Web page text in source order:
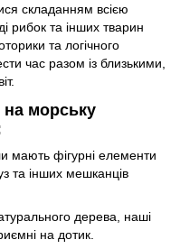
складанням всією
рибок та інших тварин
та логічного
час разом із близькими,
на морську
мають фігурні елементи
та інших мешканців
дерева, наші
на дотик.